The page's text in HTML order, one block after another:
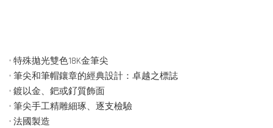
• 特殊拋光雙色18K金筆尖
• 筆尖和筆帽鑲章的經典設計：卓越之標誌
• 鍍以金、鈀或釕質飾面
• 筆尖手工精雕細琢、逐支檢驗
• 法國製造